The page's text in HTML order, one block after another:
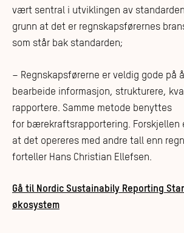
vært sentral i utviklingen av
grunn at det er regnskapsførernes
som står bak standarden;
– Regnskapsførerne er veldig gode på
bearbeide informasjon, strukturere,
rapportere. Samme metode benyttes
for bærekraftsrapportering. Forskjellen
at det opereres med andre tall enn
forteller Hans Christian Ellefsen.
Gå til Nordic Sustainabily Reporting
økosystem